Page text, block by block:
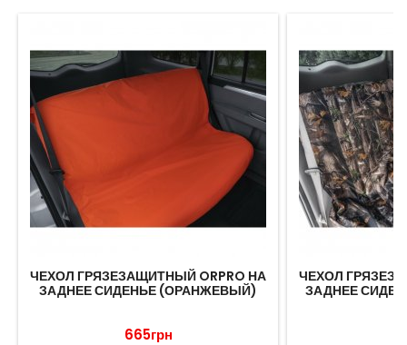
ЧЕХОЛ ГРЯЗЕЗАЩИТНЫЙ ORPRO НА
ЗАДНЕЕ СИДЕНЬЕ (ОРАНЖЕВЫЙ)
665грн
ЧЕХОЛ
ЗАДНЕЕ